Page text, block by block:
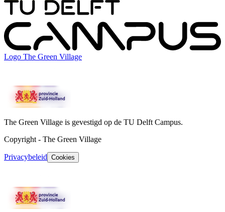
Logo The Green Village
The Green Village is gevestigd op de TU Delft Campus.
Copyright - The Green Village
Privacybeleid Cookies